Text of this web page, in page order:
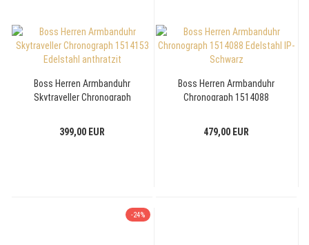
Boss Herren Armbanduhr
Skytraveller Chronograph
399,00 EUR
Boss Herren Armbanduhr
Chronograph 1514088
479,00 EUR
-24%